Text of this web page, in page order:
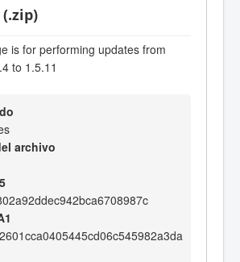
is for performing updates from
to 1.5.11
archivo